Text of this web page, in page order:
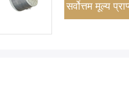
सर्वोत्तम मूल्य